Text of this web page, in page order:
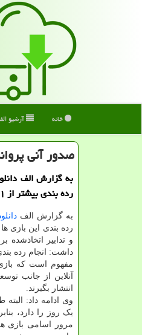
خانه آرشیو
صدور آنی پروانه انتشار ۱۱ هزار
به گزارش الف
رده بندی بیشتر از ۱۱ هزار بازی موجود در مارکت ها اطلاع داد.
به گزارش الف
رده بندی این بازی
و تدابیر اتخاذشده
مفهوم است که
آنلاین از جانب
انتشار بگیرند.
یک روز را دارد،
مرور اسامی بازی ها